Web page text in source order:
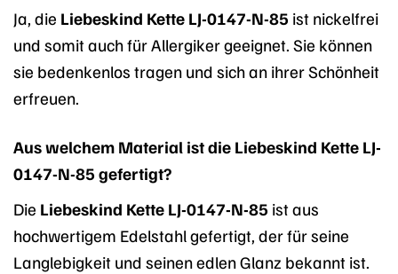
Ja, die Liebeskind Kette LJ-0147-N-85 ist nickelfrei
und somit auch für Allergiker geeignet. Sie können
sie bedenkenlos tragen und sich an ihrer Schönheit
erfreuen.
Aus welchem Material ist die Liebeskind Kette LJ-
0147-N-85 gefertigt?
Die Liebeskind Kette LJ-0147-N-85 ist aus
hochwertigem Edelstahl gefertigt, der für seine
Langlebigkeit und seinen edlen Glanz bekannt ist.